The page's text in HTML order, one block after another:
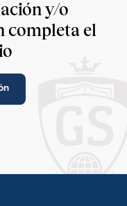
y/o
completa el